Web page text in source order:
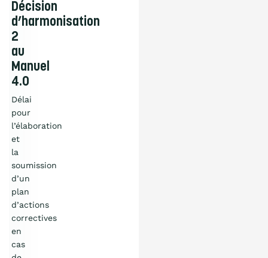
Décision
d’harmonisation
2
au
Manuel
4.0
Délai
pour
l’élaboration
et
la
soumission
d’un
plan
d’actions
correctives
en
cas